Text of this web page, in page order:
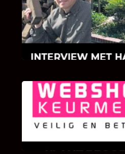
Hoe Bricks and
Hans Boerema
klinkers en
KLANT
We zijn er zeer op
als klant van ons en